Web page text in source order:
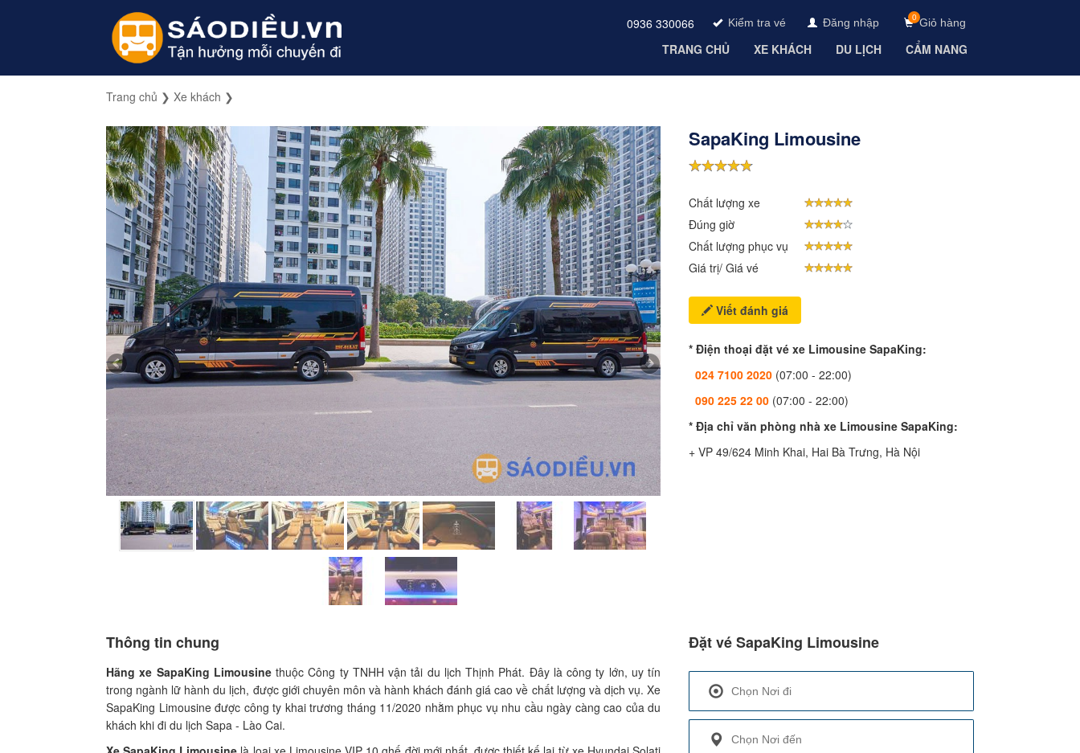
Kiểm tra vé Đăng nhập Giỏ hàng
0
0936 330066
TRANG CHỦ
XE KHÁCH DU LỊCH CẨM NANG
Trang chủ ❯ Xe khách ❯
SapaKing Limousine
Chất lượng xe
Đúng giờ
Chất lượng phục vụ
Giá trị/ Giá vé
Viết đánh giá
* Điện thoại đặt vé xe Limousine SapaKing:
024 7100 2020 (07:00 - 22:00)
090 225 22 00 (07:00 - 22:00)
* Địa chỉ văn phòng nhà xe Limousine SapaKing:
+ VP 49/624 Minh Khai, Hai Bà Trưng, Hà Nội
Đặt vé SapaKing Limousine
Thông tin chung
Hãng xe SapaKing Limousinethuộc Công ty TNHH vận tải du lịch Thịnh Phát. Đây là công ty lớn, uy tín
trong ngành lữ hành du lịch, được giới chuyên môn và hành khách đánh giá cao về chất lượng và dịch vụ. Xe
SapaKing Limousine được công ty khai trương tháng 11/2020 nhằm phục vụ nhu cầu ngày càng cao của du
khách khi đi du lịch Sapa - Lào Cai.